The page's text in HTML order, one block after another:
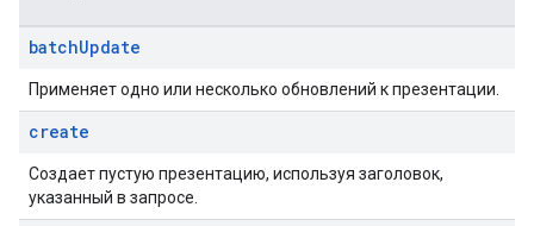
batchUpdate
Применяет одно или несколько обновлений к презентации.
create
Создает пустую презентацию, используя заголовок,
указанный в запросе.